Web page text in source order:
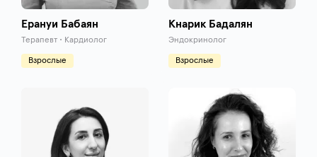
Ерануи Бабаян
Терапевт • Кардиолог
Взрослые
Кнарик Бадалян
Эндокринолог
Взрослые